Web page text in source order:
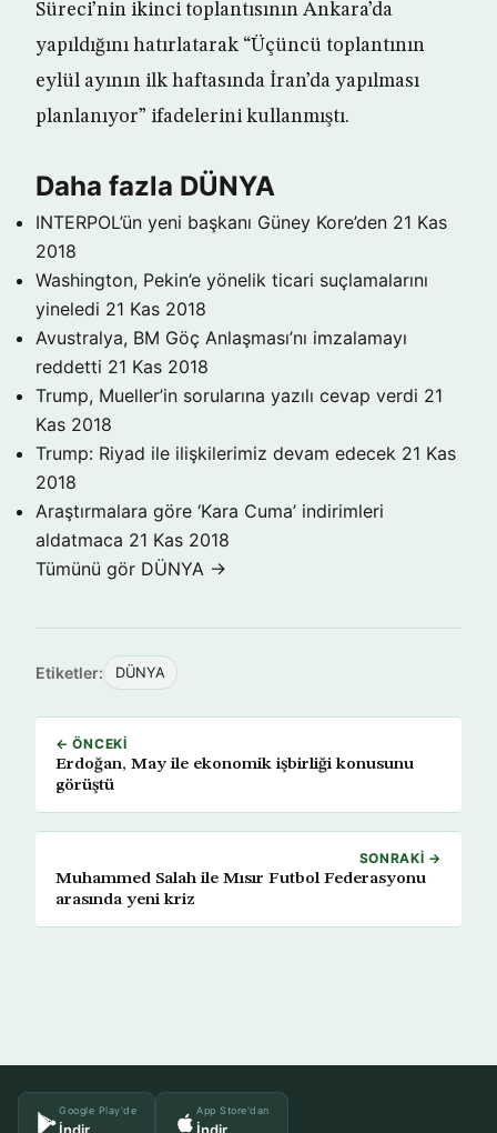
Süreci’nin ikinci toplantısının Ankara’da
yapıldığını hatırlatarak “Üçüncü toplantının
eylül ayının ilk haftasında İran’da yapılması
planlanıyor” ifadelerini kullanmıştı.
Daha fazla DÜNYA
INTERPOL’ün yeni başkanı Güney Kore’den 21 Kas
2018
Washington, Pekin’e yönelik ticari suçlamalarını
yineledi 21 Kas 2018
Avustralya, BM Göç Anlaşması’nı imzalamayı
reddetti 21 Kas 2018
Trump, Mueller’in sorularına yazılı cevap verdi 21
Kas 2018
Trump: Riyad ile ilişkilerimiz devam edecek 21 Kas
2018
Araştırmalara göre ‘Kara Cuma’ indirimleri
aldatmaca 21 Kas 2018
Tümünü gör DÜNYA →
Etiketler: DÜNYA
← ÖNCEKI
Erdoğan, May ile ekonomik işbirliği konusunu
görüştü
SONRAKI →
Muhammed Salah ile Mısır Futbol Federasyonu
arasında yeni kriz
Google Play'de App Store'dan